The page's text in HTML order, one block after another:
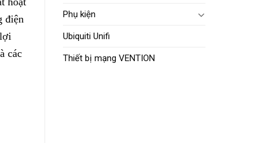
Phụ kiện
Ubiquiti Unifi
Thiết bị mạng VENTION
điện
các